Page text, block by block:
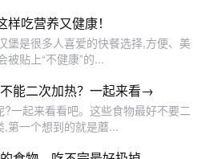
吃营养又健康！
堡是很多人喜爱的快餐选择,方便、美
被贴上“不健康”的...
能二次加热？一起来看→
一起来看看吧。这些食物最好不要二
第一个想到的就是蘑...